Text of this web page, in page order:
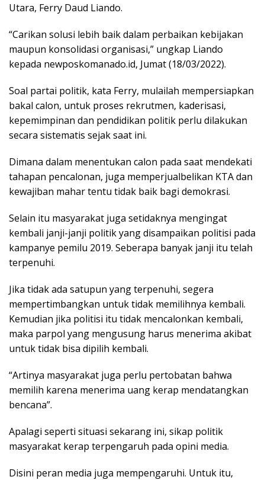
Utara, Ferry Daud Liando.
“Carikan solusi lebih baik dalam perbaikan kebijakan
maupun konsolidasi organisasi,” ungkap Liando
kepada newposkomanado.id, Jumat (18/03/2022).
Soal partai politik, kata Ferry, mulailah mempersiapkan
bakal calon, untuk proses rekrutmen, kaderisasi,
kepemimpinan dan pendidikan politik perlu dilakukan
secara sistematis sejak saat ini.
Dimana dalam menentukan calon pada saat mendekati
tahapan pencalonan, juga memperjualbelikan KTA dan
kewajiban mahar tentu tidak baik bagi demokrasi.
Selain itu masyarakat juga setidaknya mengingat
kembali janji-janji politik yang disampaikan politisi pada
kampanye pemilu 2019. Seberapa banyak janji itu telah
terpenuhi.
Jika tidak ada satupun yang terpenuhi, segera
mempertimbangkan untuk tidak memilihnya kembali.
Kemudian jika politisi itu tidak mencalonkan kembali,
maka parpol yang mengusung harus menerima akibat
untuk tidak bisa dipilih kembali.
“Artinya masyarakat juga perlu pertobatan bahwa
memilih karena menerima uang kerap mendatangkan
bencana”.
Apalagi seperti situasi sekarang ini, sikap politik
masyarakat kerap terpengaruh pada opini media.
Disini peran media juga mempengaruhi. Untuk itu,